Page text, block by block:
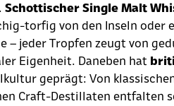
Schottischer Single Malt
torfig von den Inseln oder
– jeder Tropfen zeugt von
Eigenheit. Daneben hat
geprägt: Von
Craft-Destillaten entfalten